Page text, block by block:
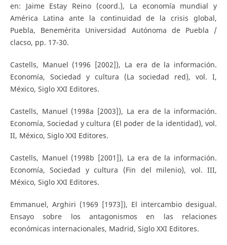
en: Jaime Estay Reino (coord.), La economía mundial y
América Latina ante la continuidad de la crisis global,
Puebla, Benemérita Universidad Autónoma de Puebla /
clacso, pp. 17-30.
Castells, Manuel (1996 [2002]), La era de la información.
Economía, Sociedad y cultura (La sociedad red), vol. I,
México, Siglo XXI Editores.
Castells, Manuel (1998a [2003]), La era de la información.
Economía, Sociedad y cultura (El poder de la identidad), vol.
II, México, Siglo XXI Editores.
Castells, Manuel (1998b [2001]), La era de la información.
Economía, Sociedad y cultura (Fin del milenio), vol. III,
México, Siglo XXI Editores.
Emmanuel, Arghiri (1969 [1973]), El intercambio desigual.
Ensayo sobre los antagonismos en las relaciones
económicas internacionales, Madrid, Siglo XXI Editores.